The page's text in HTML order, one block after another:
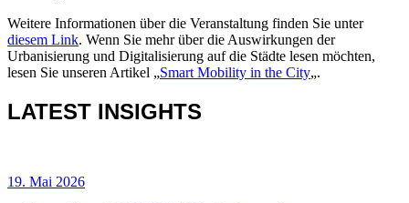
Weitere Informationen über die Veranstaltung finden Sie unter
diesem Link. Wenn Sie mehr über die Auswirkungen der
Urbanisierung und Digitalisierung auf die Städte lesen möchten,
lesen Sie unseren Artikel „Smart Mobility in the City„.
LATEST INSIGHTS
19. Mai 2026